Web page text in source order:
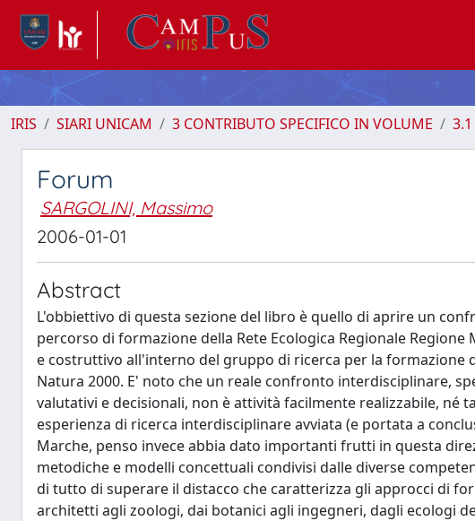
IRIS SIARI UNICAM 3 CONTRIBUTO SPECIFICO IN VOLUME
Forum
SARGOLINI, Massimo
2006-01-01
Abstract
L'obbiettivo di questa sezione del libro è quello di aprire un
percorso di formazione della Rete Ecologica Regionale
e costruttivo all'interno del gruppo di ricerca per la formazione
Natura 2000. E' noto che un reale confronto interdisciplinare,
valutativi e decisionali, non è attività facilmente realizzabile, né
esperienza di ricerca interdisciplinare avviata (e portata a
Marche, penso invece abbia dato importanti frutti in questa
metodiche e modelli concettuali condivisi dalle diverse
di tutto di superare il distacco che caratterizza gli approcci di
architetti agli zoologi, dai botanici agli ingegneri, dagli ecologi